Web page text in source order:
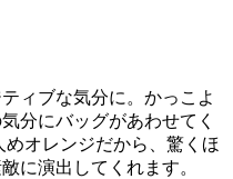
ィブな気分に。かっこよ
分にバッグがあわせてく
オレンジだから、驚くほ
に演出してくれます。